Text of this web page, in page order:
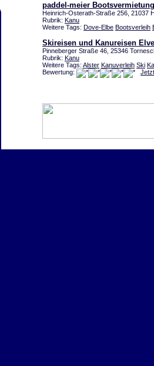
paddel-meier Bootsvermietung
Heinrich-Osterath-Straße 256, 21037
Rubrik: Kanu
Weitere Tags: Dove-Elbe Bootsverleih
Skireisen und Kanureisen
Pinneberger Straße 46, 25346
Rubrik: Kanu
Weitere Tags: Alster Kanuverleih Ski
Bewertung: